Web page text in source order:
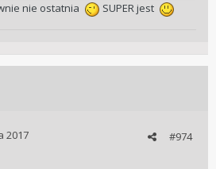
nie ostatnia
SUPER jest
#974
2017